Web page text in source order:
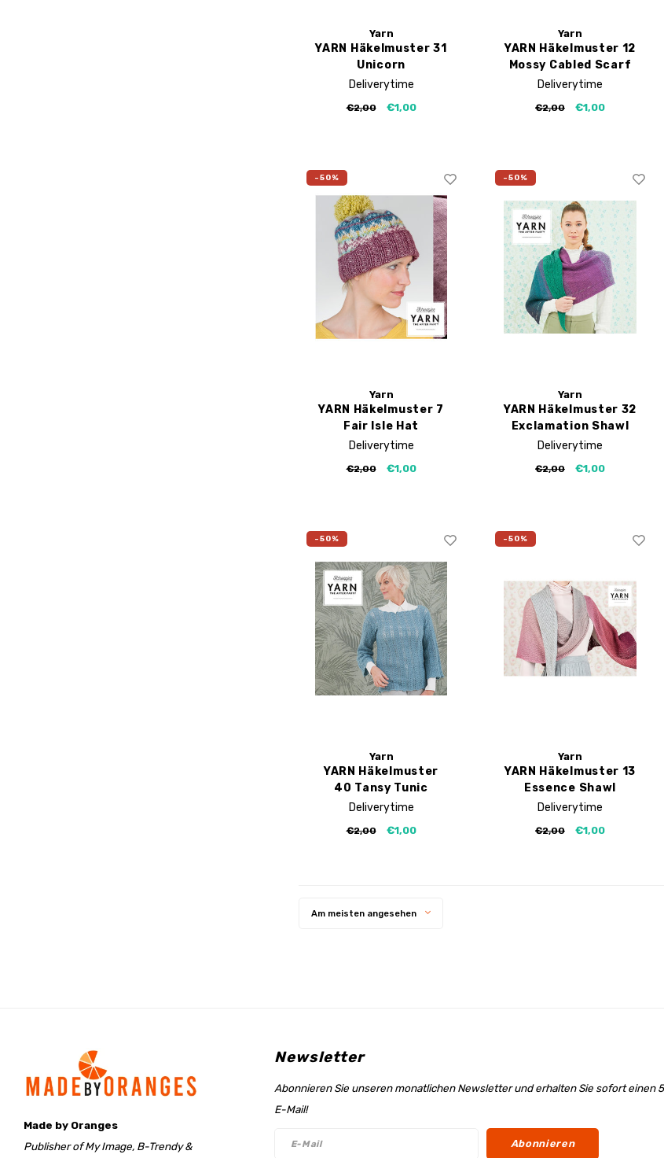
Yarn
YARN Häkelmuster 31
Unicorn
Deliverytime
€2,00 €1,00
Yarn
YARN Häkelmuster 12
Mossy Cabled Scarf
Deliverytime
€2,00 €1,00
-50%
Yarn
YARN Häkelmuster 7
Fair Isle Hat
Deliverytime
€2,00 €1,00
-50%
Yarn
YARN Häkelmuster 32
Exclamation Shawl
Deliverytime
€2,00 €1,00
-50%
Yarn
YARN Häkelmuster
40 Tansy Tunic
Deliverytime
€2,00 €1,00
-50%
Yarn
YARN Häkelmuster 13
Essence Shawl
Deliverytime
€2,00 €1,00
Am meisten angesehen
Made by Oranges
Publisher of My Image, B-Trendy &
Newsletter
Abonnieren Sie unseren monatlichen Newsletter und erhalten Sie sofort einen
E-Mail!
Abonnieren